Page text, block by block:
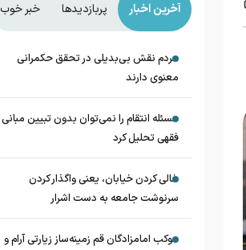
آخرین اخبار پربازدیدها خبر خوب
مردم نقش بی‌بدیلی در تحقق حکمرانی
معنوی دارند
مسئله انتقام را نمی‌توان بدون تبیین مبانی
فقهی تحلیل کرد
خالی کردن خیابان، یعنی واگذار کردن
سرنوشت جامعه به دست اشرار
موکب امامزادگان قم زمینه‌ساز زیارتی آرام و